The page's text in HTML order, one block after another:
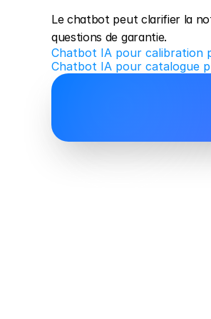
Le chatbot peut clarifier la
questions de garantie.
Chatbot IA pour calibration
Chatbot IA pour catalogue